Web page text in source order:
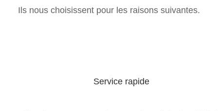
Ils nous choisissent pour les raisons suivantes.
Service rapide